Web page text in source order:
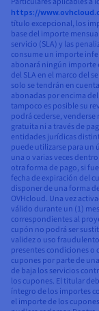
https://
título excepcional, los
base del importe
servicio (SLA) y las
consume un importe
abonará ningún importe
del SLA en el marco del
solo se tendrán en
abonadas por encima
tampoco es posible su
podrá cederse,
gratuita ni a través de
entidades jurídicas
puede utilizarse para un
una o varias veces
otra forma de pago, si
fecha de expiración del
disponer de una forma
OVHcloud. Una vez
válido durante un (1)
correspondientes al
cupón no podrá ser
validez o uso
presentes condiciones
cupones por parte de
de baja los servicios
los cupones. El titular
íntegro de los importes
el importe de los